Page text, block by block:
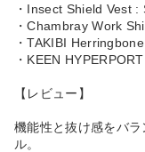
・Insect Shield Vest :
・Chambray Work
・TAKIBI
・KEEN
【レビュー】
機能性と抜け感をバ
ル。